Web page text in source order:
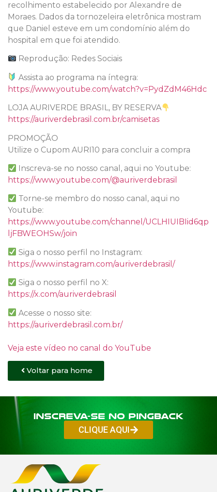
recolhimento estabelecido por Alexandre de
Moraes. Dados da tornozeleira eletrônica mostram
que Daniel esteve em um condomínio além do
hospital em que foi atendido.
Reprodução: Redes Sociais
Assista ao programa na íntegra:
https://www.youtube.com/watch?v=PydZdM46Hdc
LOJA AURIVERDE BRASIL, BY RESERVA
https://auriverdebrasil.com.br/camisetas
PROMOÇÃO
Utilize o Cupom AURI10 para concluir a compra
Inscreva-se no nosso canal, aqui no Youtube:
https://www.youtube.com/@auriverdebrasil
Torne-se membro do nosso canal, aqui no
Youtube:
https://www.youtube.com/channel/UCLHIUIBIid6qp
ljFBWEOHSw/join
Siga o nosso perfil no Instagram:
https://www.instagram.com/auriverdebrasil/
Siga o nosso perfil no X:
https://x.com/auriverdebrasil
Acesse o nosso site:
https://auriverdebrasil.com.br/
Veja este vídeo no canal do YouTube
Voltar para home
Inscreva-se no PINGBACK
CLIQUE AQUI